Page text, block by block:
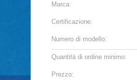
Marca:
Certificazione:
Numero di modello:
Quantità di ordine minimo:
Prezzo: